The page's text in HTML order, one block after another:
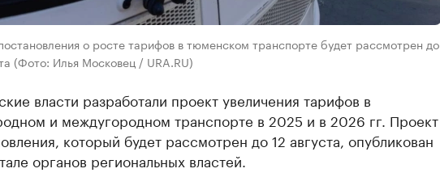
о росте тарифов в тюменском транспорте будет рассмотрен до
(Фото: Илья Московец / URA.RU)
власти разработали проект увеличения тарифов в
и междугородном транспорте в 2025 и в 2026 гг. Проект
который будет рассмотрен до 12 августа, опубликован
органов региональных властей.